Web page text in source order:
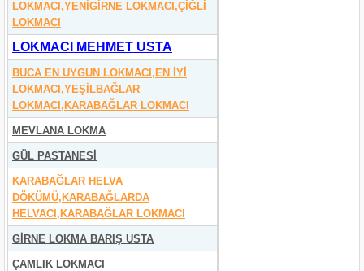
LOKMACI,YENİGİRNE LOKMACI,ÇİĞLİ
LOKMACI
LOKMACI MEHMET USTA
BUCA EN UYGUN LOKMACI,EN İYİ
LOKMACI,YEŞİLBAĞLAR
LOKMACI,KARABAĞLAR LOKMACI
MEVLANA LOKMA
GÜL PASTANESİ
KARABAĞLAR HELVA
DÖKÜMÜ,KARABAĞLARDA
HELVACI,KARABAĞLAR LOKMACI
GİRNE LOKMA BARIŞ USTA
ÇAMLIK LOKMACI